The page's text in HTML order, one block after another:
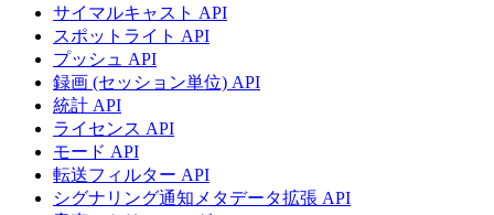
サイマルキャスト API
スポットライト API
プッシュ API
録画 (セッション単位) API
統計 API
ライセンス API
モード API
転送フィルター API
シグナリング通知メタデータ拡張 API